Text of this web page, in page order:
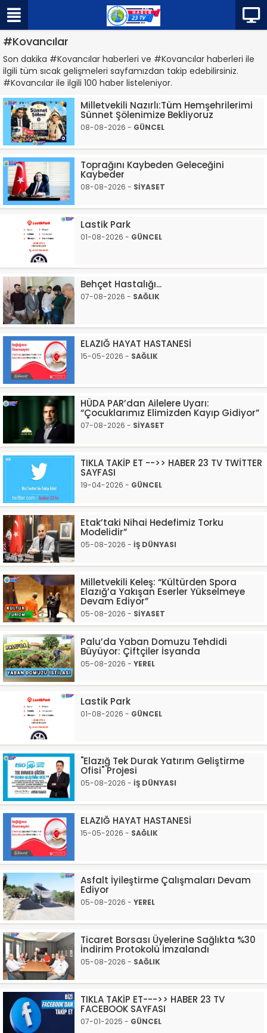
#Kovancılar
Son dakika #Kovancılar haberleri ve #Kovancılar haberleri ile
ilgili tüm sıcak gelişmeleri sayfamızdan takip edebilirsiniz.
#Kovancılar ile ilgili 100 haber listeleniyor.
Milletvekili Nazırlı:Tüm Hemşehrilerimi
Sünnet Şölenimize Bekliyoruz
08-08-2026 - GÜNCEL
Toprağını Kaybeden Geleceğini
Kaybeder
08-08-2026 - SİYASET
Lastik Park
01-08-2026 - GÜNCEL
Behçet Hastalığı...
07-08-2026 - SAĞLIK
ELAZIĞ HAYAT HASTANESİ
15-05-2026 - SAĞLIK
HÜDA PAR’dan Ailelere Uyarı:
“Çocuklarımız Elimizden Kayıp Gidiyor”
07-08-2026 - SİYASET
TIKLA TAKİP ET -->> HABER 23 TV TWİTTER
SAYFASI
19-04-2026 - GÜNCEL
Etak’taki Nihai Hedefimiz Torku
Modelidir”
05-08-2026 - İŞ DÜNYASI
Milletvekili Keleş: “Kültürden Spora
Elazığ’a Yakışan Eserler Yükselmeye
Devam Ediyor”
05-08-2026 - SİYASET
Palu’da Yaban Domuzu Tehdidi
Büyüyor: Çiftçiler İsyanda
05-08-2026 - YEREL
Lastik Park
01-08-2026 - GÜNCEL
"Elazığ Tek Durak Yatırım Geliştirme
Ofisi" Projesi
05-08-2026 - İŞ DÜNYASI
ELAZIĞ HAYAT HASTANESİ
15-05-2026 - SAĞLIK
Asfalt İyileştirme Çalışmaları Devam
Ediyor
05-08-2026 - YEREL
Ticaret Borsası Üyelerine Sağlıkta %30
İndirim Protokolü İmzalandı
05-08-2026 - SAĞLIK
TIKLA TAKİP ET--->> HABER 23 TV
FACEBOOK SAYFASI
07-01-2025 - GÜNCEL